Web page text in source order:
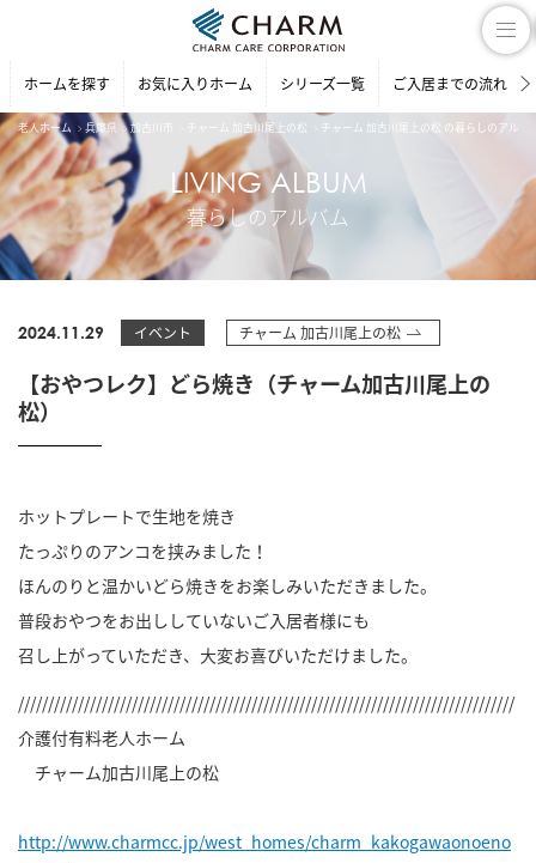
ホームを探す お気に入りホーム シリーズ一覧 ご入居までの流れ
老人ホーム 兵庫県 加古川市 チャーム 加古川尾上の松 チャーム 加古川尾上の松 の暮らしのアルバ
LIVING ALBUM
暮らしのアルバム
2024.11.29 イベント チャーム 加古川尾上の松
【おやつレク】どら焼き（チャーム加古川尾上の
松）
ホットプレートで生地を焼き
たっぷりのアンコを挟みました！
ほんのりと温かいどら焼きをお楽しみいただきました。
普段おやつをお出ししていないご入居者様にも
召し上がっていただき、大変お喜びいただけました。
///////////////////////////////////////////////////////////////////////////////////
介護付有料老人ホーム
チャーム加古川尾上の松
http://www.charmcc.jp/west_homes/charm_kakogawaonoeno